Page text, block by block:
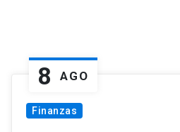
8 AGO
Finanzas